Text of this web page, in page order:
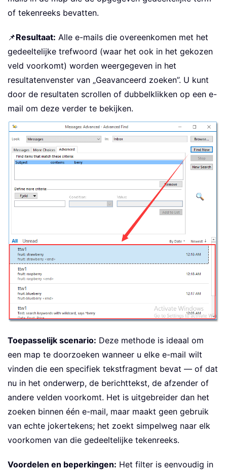
of tekenreeks bevatten.
📌Resultaat: Alle e-mails die overeenkomen met het
gedeeltelijke trefwoord (waar het ook in het gekozen
veld voorkomt) worden weergegeven in het
resultatenvenster van „Geavanceerd zoeken”. U kunt
door de resultaten scrollen of dubbelklikken op een e-
mail om deze verder te bekijken.
Toepasselijk scenario: Deze methode is ideaal om
een map te doorzoeken wanneer u elke e-mail wilt
vinden die een specifiek tekstfragment bevat — of dat
nu in het onderwerp, de berichttekst, de afzender of
andere velden voorkomt. Het is uitgebreider dan het
zoeken binnen één e-mail, maar maakt geen gebruik
van echte jokertekens; het zoekt simpelweg naar elk
voorkomen van die gedeeltelijke tekenreeks.
Voordelen en beperkingen: Het filter is eenvoudig in